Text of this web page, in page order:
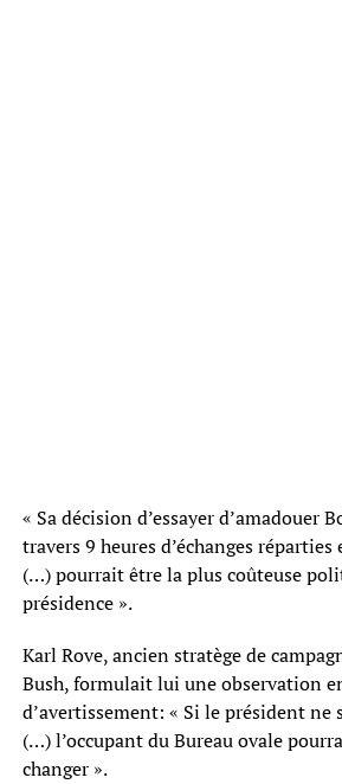
« Sa décision d’essayer d’amadouer
travers 9 heures d’échanges
(…) pourrait être la plus coûteuse
présidence ».
Karl Rove, ancien stratège de
Bush, formulait lui une observation
d’avertissement: « Si le président ne
(…) l’occupant du Bureau ovale
changer ».